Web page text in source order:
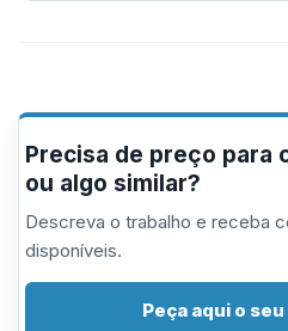
Precisa de preço para
ou algo similar?
Descreva o trabalho e receba
disponíveis.
Peça aqui o